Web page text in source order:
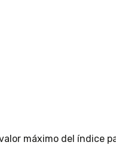
máximo del índice